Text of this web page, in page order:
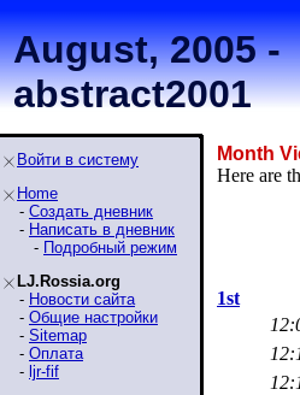
August, 2005 -
abstract2001
Войти в систему
Home
- Создать дневник
- Написать в дневник
- Подробный режим
LJ.Rossia.org
- Новости сайта
- Общие настройки
- Sitemap
- Оплата
- ljr-fif
Month
Here are
1st